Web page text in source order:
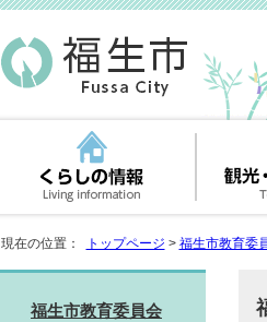
現在の位置： トップページ > 福生市教育委
福生市教育委員会